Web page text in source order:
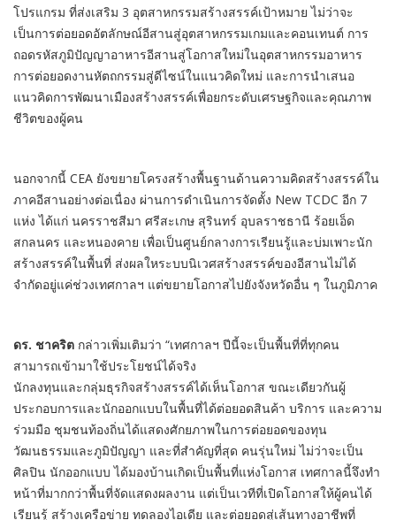
โปรแกรม ที่ส่งเสริม 3 อุตสาหกรรมสร้างสรรค์เป้าหมาย ไม่ว่าจะ
เป็นการต่อยอดอัตลักษณ์อีสานสู่อุตสาหกรรมเกมและคอนเทนต์ การ
ถอดรหัสภูมิปัญญาอาหารอีสานสู่โอกาสใหม่ในอุตสาหกรรมอาหาร
การต่อยอดงานหัตถกรรมสู่ดีไซน์ในแนวคิดใหม่ และการนำเสนอ
แนวคิดการพัฒนาเมืองสร้างสรรค์เพื่อยกระดับเศรษฐกิจและคุณภาพ
ชีวิตของผู้คน
นอกจากนี้ CEA ยังขยายโครงสร้างพื้นฐานด้านความคิดสร้างสรรค์ใน
ภาคอีสานอย่างต่อเนื่อง ผ่านการดำเนินการจัดตั้ง New TCDC อีก 7
แห่ง ได้แก่ นครราชสีมา ศรีสะเกษ สุรินทร์ อุบลราชธานี ร้อยเอ็ด
สกลนคร และหนองคาย เพื่อเป็นศูนย์กลางการเรียนรู้และบ่มเพาะนัก
สร้างสรรค์ในพื้นที่ ส่งผลใหระบบนิเวศสร้างสรรค์ของอีสานไม่ได้
จำกัดอยู่แค่ช่วงเทศกาลฯ แต่ขยายโอกาสไปยังจังหวัดอื่น ๆ ในภูมิภาค
ดร. ชาคริต กล่าวเพิ่มเติมว่า “เทศกาลฯ ปีนี้จะเป็นพื้นที่ที่ทุกคน
สามารถเข้ามาใช้ประโยชน์ได้จริง
นักลงทุนและกลุ่มธุรกิจสร้างสรรค์ได้เห็นโอกาส ขณะเดียวกันผู้
ประกอบการและนักออกแบบในพื้นที่ได้ต่อยอดสินค้า บริการ และความ
ร่วมมือ ชุมชนท้องถิ่นได้แสดงศักยภาพในการต่อยอดของทุน
วัฒนธรรมและภูมิปัญญา และที่สำคัญที่สุด คนรุ่นใหม่ ไม่ว่าจะเป็น
ศิลปิน นักออกแบบ ได้มองบ้านเกิดเป็นพื้นที่แห่งโอกาส เทศกาลนี้จึงทำ
หน้าที่มากกว่าพื้นที่จัดแสดงผลงาน แต่เป็นเวทีที่เปิดโอกาสให้ผู้คนได้
เรียนรู้ สร้างเครือข่าย ทดลองไอเดีย และต่อยอดสู่เส้นทางอาชีพที่